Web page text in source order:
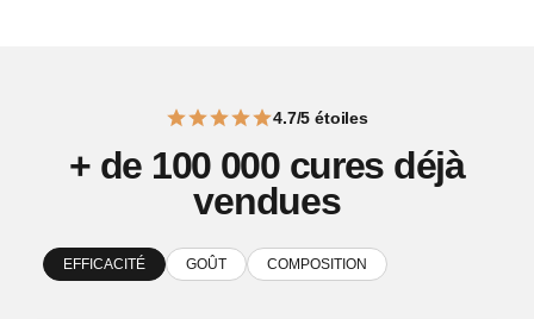
4.7/5 étoiles
+ de 100 000 cures déjà
vendues
EFFICACITÉ GOÛT COMPOSITION